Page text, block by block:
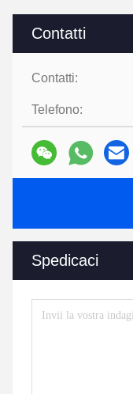
Contatti
Contatti:
Telefono:
Spedicaci